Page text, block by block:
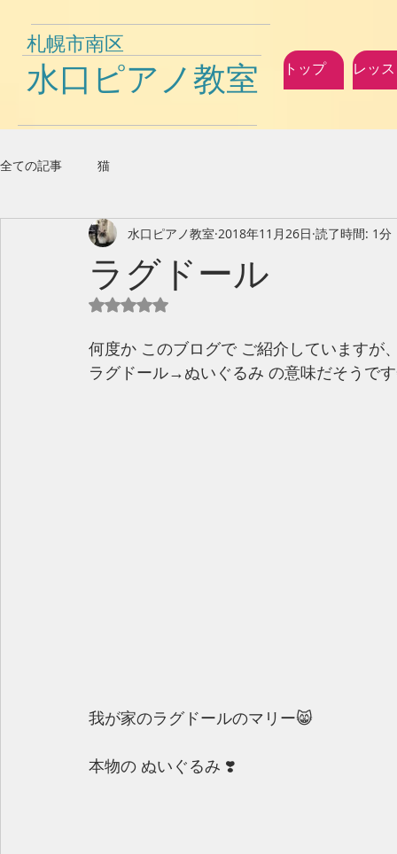
札幌市南区
水口ピアノ教室 トップ レッ
全ての記事 猫
ラグドール
水口ピアノ教室 2018年11月26日 読了時間: 1分
5つ星のうちNaNと評価されています。
何度か このブログで ご紹介していますが
ラグドール→ぬいぐるみ の意味だそうで
我が家のラグドールのマリー😸
本物の ぬいぐるみ ❣️